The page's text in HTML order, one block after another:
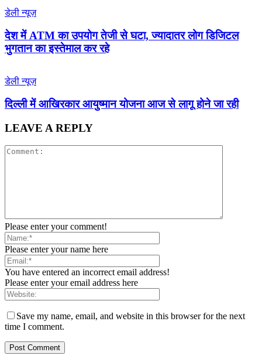
डेली न्यूज़
देश में ATM का उपयोग तेजी से घटा, ज्यादातर लोग डिजिटल
भुगतान का इस्तेमाल कर रहे
डेली न्यूज़
द‍िल्‍ली में आख‍िरकार आयुष्‍मान योजना आज से लागू होने जा रही
LEAVE A REPLY
Please enter your comment!
Please enter your name here
You have entered an incorrect email address!
Please enter your email address here
Save my name, email, and website in this browser for the next
time I comment.